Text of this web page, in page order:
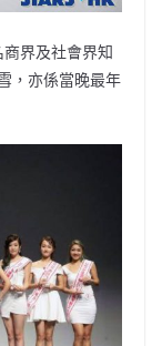
界及社會界知
，亦係當晚最年